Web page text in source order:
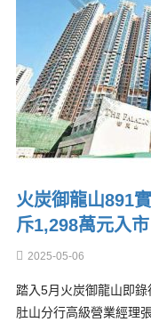
火炭御龍山891
斥1,298萬元入市
2025-05-06
踏入5月火炭御龍山即
肚山分行高級營業經理